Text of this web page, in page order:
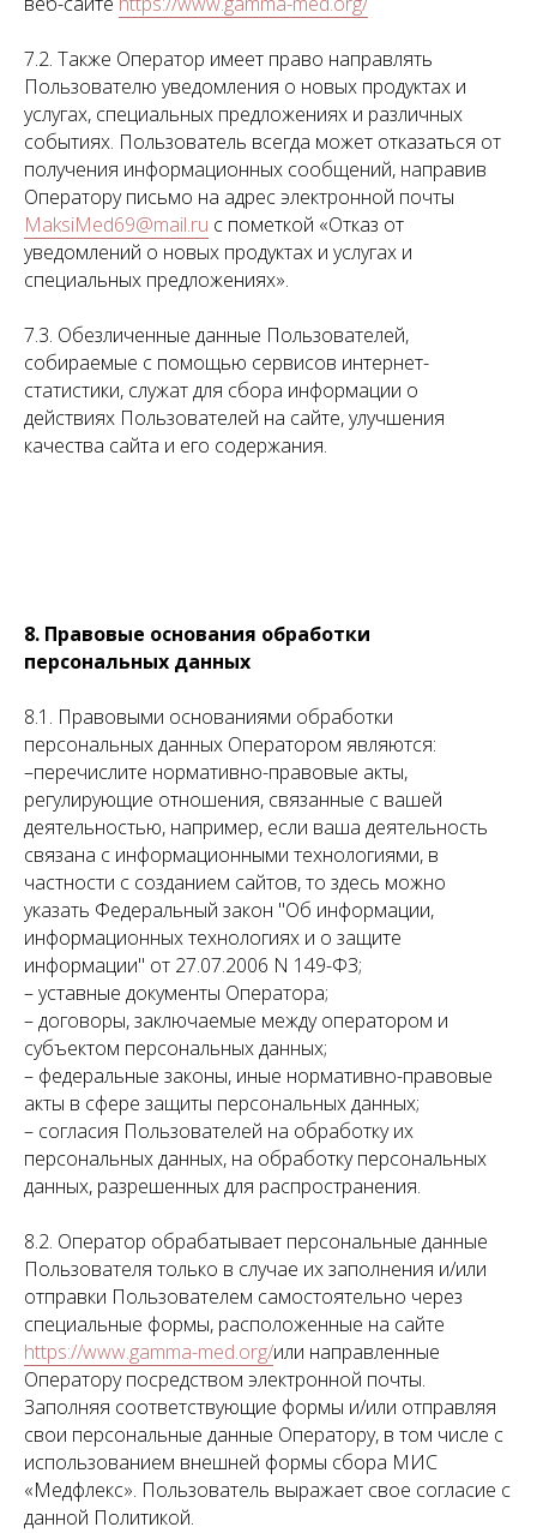
7.2. Также Оператор имеет право направлять
Пользователю уведомления о новых продуктах и
услугах, специальных предложениях и различных
событиях. Пользователь всегда может отказаться от
получения информационных сообщений, направив
Оператору письмо на адрес электронной почты
MaksiMed69@mail.ru с пометкой «Отказ от
уведомлений о новых продуктах и услугах и
специальных предложениях».
7.3. Обезличенные данные Пользователей,
собираемые с помощью сервисов интернет-
статистики, служат для сбора информации о
действиях Пользователей на сайте, улучшения
качества сайта и его содержания.
8. Правовые основания обработки
персональных данных
8.1. Правовыми основаниями обработки
персональных данных Оператором являются:
–перечислите нормативно-правовые акты,
регулирующие отношения, связанные с вашей
деятельностью, например, если ваша деятельность
связана с информационными технологиями, в
частности с созданием сайтов, то здесь можно
указать Федеральный закон "Об информации,
информационных технологиях и о защите
информации" от 27.07.2006 N 149-ФЗ;
– уставные документы Оператора;
– договоры, заключаемые между оператором и
субъектом персональных данных;
– федеральные законы, иные нормативно-правовые
акты в сфере защиты персональных данных;
– согласия Пользователей на обработку их
персональных данных, на обработку персональных
данных, разрешенных для распространения.
8.2. Оператор обрабатывает персональные данные
Пользователя только в случае их заполнения и/или
отправки Пользователем самостоятельно через
специальные формы, расположенные на сайте
https://www.gamma-med.org/или направленные
Оператору посредством электронной почты.
Заполняя соответствующие формы и/или отправляя
свои персональные данные Оператору, в том числе с
использованием внешней формы сбора МИС
«Медфлекс». Пользователь выражает свое согласие с
данной Политикой.